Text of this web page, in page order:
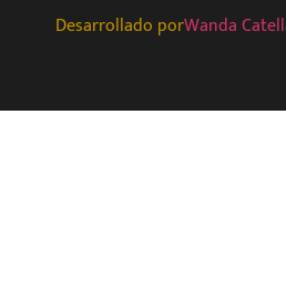
Desarrollado porWanda